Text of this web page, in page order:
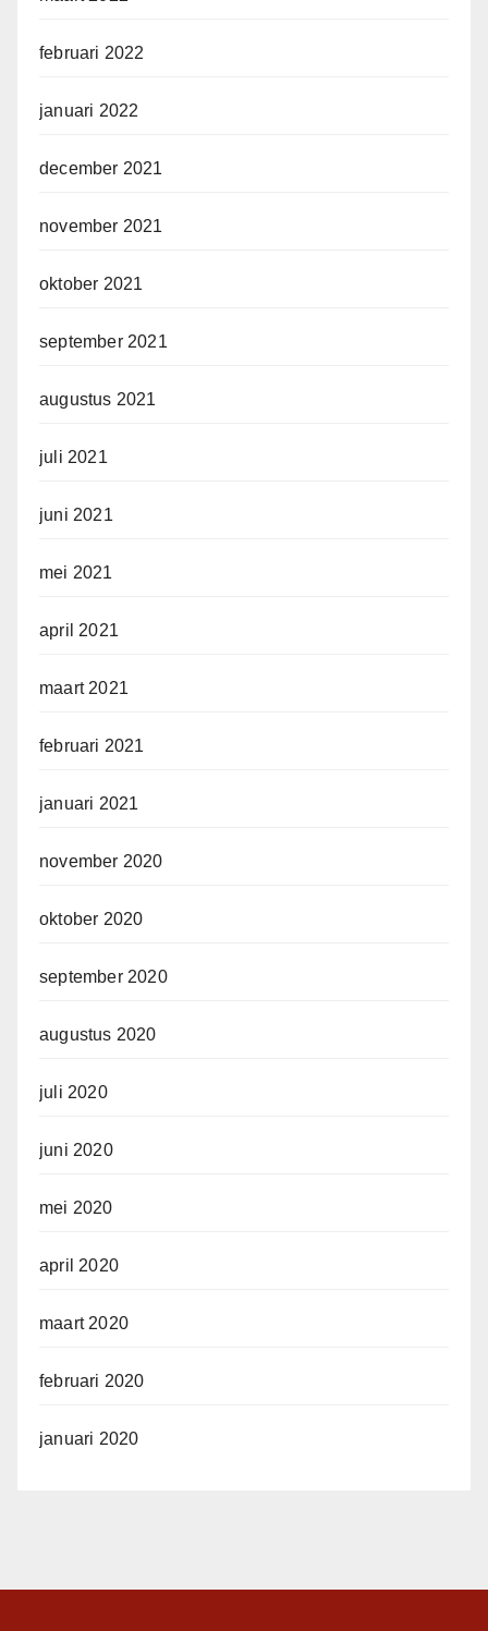
februari 2022
januari 2022
december 2021
november 2021
oktober 2021
september 2021
augustus 2021
juli 2021
juni 2021
mei 2021
april 2021
maart 2021
februari 2021
januari 2021
november 2020
oktober 2020
september 2020
augustus 2020
juli 2020
juni 2020
mei 2020
april 2020
maart 2020
februari 2020
januari 2020